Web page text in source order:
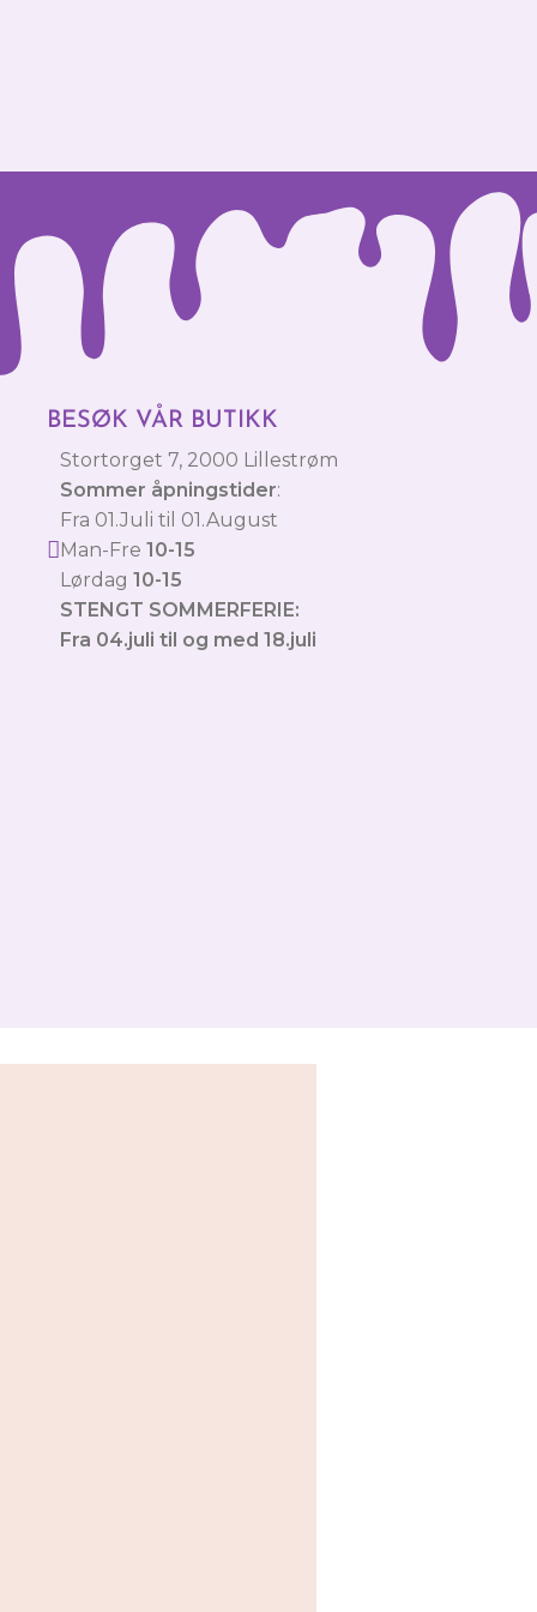
BESØK VÅR BUTIKK
Stortorget 7, 2000 Lillestrøm
Sommer åpningstider:
Fra 01.Juli til 01.August
Man-Fre10-15
Lørdag10-15
STENGT SOMMERFERIE:
Fra 04.juli til og med 18.juli